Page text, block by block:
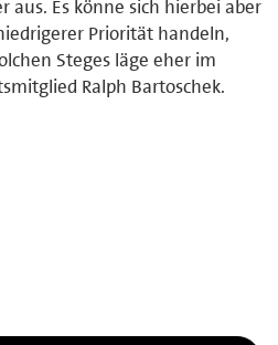
aus. Es könne sich hierbei aber
Priorität handeln,
Steges läge eher im
Ralph Bartoschek.